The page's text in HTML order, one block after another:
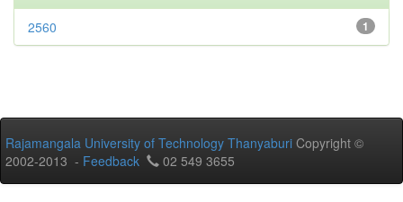
1
2560
Rajamangala University of Technology Thanyaburi Copyright ©
2002-2013 - Feedback 02 549 3655